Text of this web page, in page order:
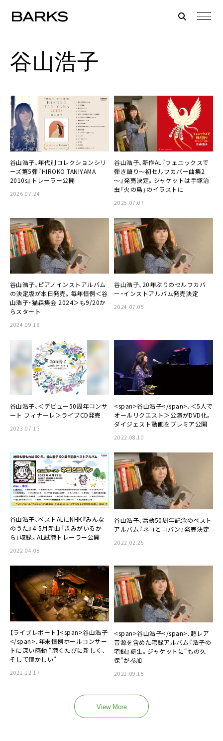
谷山浩子
谷山浩子、年代別コレクションシリ
ーズ第5弾『HIROKO TANIYAMA
2010s』トレーラー公開
2026.07.24
谷山浩子、新作AL『フェニックスで
弾き語り～初セルフカバー曲集2
～』発売決定。ジャケットは手塚治
虫「火の鳥」のイラストに
2025.07.07
谷山浩子、ピアノインストアルバム
の決定版が本日発売。毎年恒例＜谷
山浩子・猫森集会 2024＞も9/20か
らスタート
2024.09.18
谷山浩子、20年ぶりのセルフカバ
ー・インストアルバム発売決定
2024.07.05
谷山浩子、＜デビュー50周年コンサ
ート フィナーレ＞ライブCD発売
2023.07.13
<span>谷山浩子</span>、＜5人で
オールリクエスト＞公演がDVD化。
ダイジェスト動画をプレミア公開
2022.08.10
谷山浩子、ベストALにNHK『みんな
のうた』4-5月新曲「きみがいるか
ら」収録。AL試聴トレーラー公開
2022.04.08
谷山浩子、活動50周年記念のベスト
アルバム『ネコとコバン』発売決定
2022.02.25
【ライブレポート】<span>谷山浩子
</span>、年末恒例ホールコンサー
トに深い感動 “聴くたびに新しく、
そして懐かしい”
2021.12.17
<span>谷山浩子</span>、超レア
音源を含めた宅録アルバム『浩子の
宅録』誕生。ジャケットに“もの久
保”が参加
2021.09.15
View More